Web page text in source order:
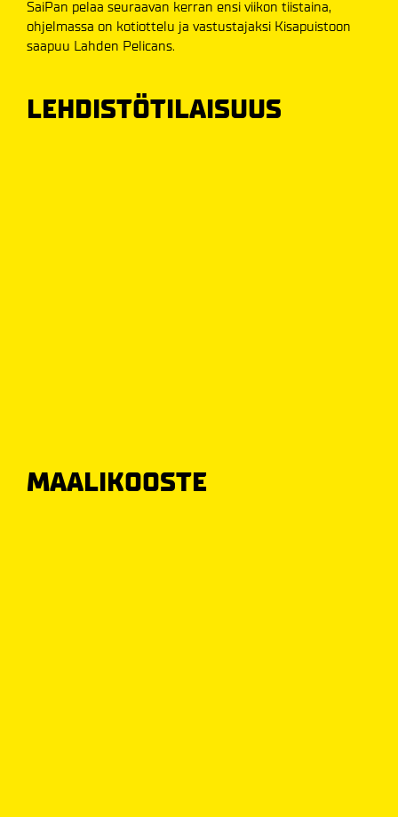
SaiPan pelaa seuraavan kerran ensi viikon tiistaina,
ohjelmassa on kotiottelu ja vastustajaksi Kisapuistoon
saapuu Lahden Pelicans.
LEHDISTÖTILAISUUS
MAALIKOOSTE